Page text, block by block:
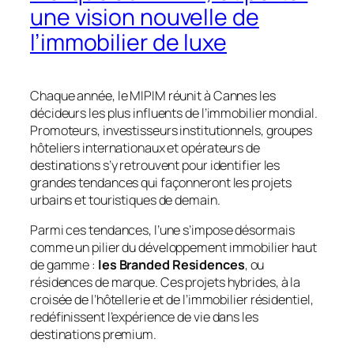
une vision nouvelle de
l’immobilier de luxe
Chaque année, le MIPIM réunit à Cannes les
décideurs les plus influents de l’immobilier mondial.
Promoteurs, investisseurs institutionnels, groupes
hôteliers internationaux et opérateurs de
destinations s’y retrouvent pour identifier les
grandes tendances qui façonneront les projets
urbains et touristiques de demain.
Parmi ces tendances, l’une s’impose désormais
comme un pilier du développement immobilier haut
de gamme : les Branded Residences, ou
résidences de marque. Ces projets hybrides, à la
croisée de l’hôtellerie et de l’immobilier résidentiel,
redéfinissent l’expérience de vie dans les
destinations premium.